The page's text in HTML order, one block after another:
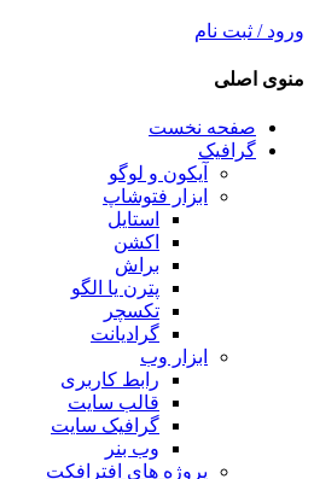
ورود / ثبت نام
منوی اصلی
صفحه نخست
گرافیک
آیکون و لوگو
ابزار فتوشاپ
استایل
اکشن
براش
پترن یا الگو
تکسچر
گرادیانت
ابزار وب
رابط کاربری
قالب سایت
گرافیک سایت
وب بنر
پروژه های افترافکت